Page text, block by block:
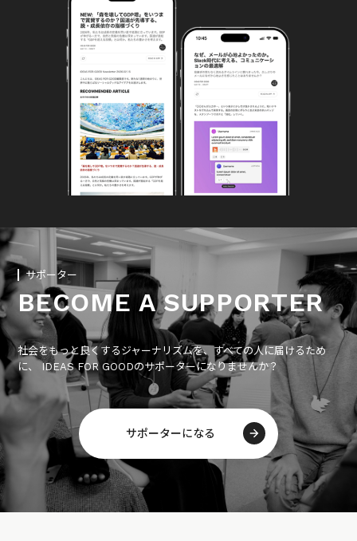
サポーター
BECOME A SUPPORTER
社会をもっと良くするジャーナリズムを、すべての人に届けるため
に、 IDEAS FOR GOODのサポーターになりませんか？
サポーターになる